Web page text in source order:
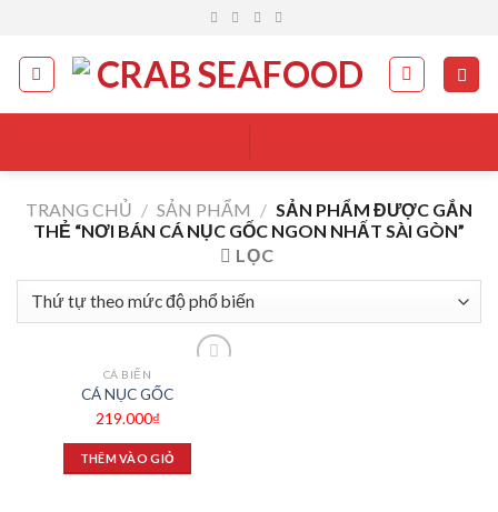
content
TRANG CHỦ / SẢN PHẨM / SẢN PHẨM ĐƯỢC GẮN
THẺ “NƠI BÁN CÁ NỤC GỐC NGON NHẤT SÀI GÒN”
LỌC
CÁ BIỂN
CÁ NỤC GỐC
219.000₫
THÊM VÀO GIỎ